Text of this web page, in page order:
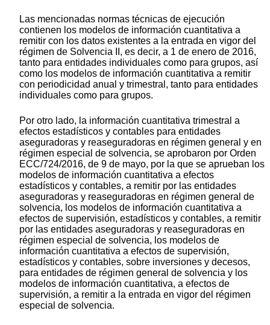
Las mencionadas normas técnicas de ejecución
contienen los modelos de información cuantitativa a
remitir con los datos existentes a la entrada en vigor del
régimen de Solvencia II, es decir, a 1 de enero de 2016,
tanto para entidades individuales como para grupos, así
como los modelos de información cuantitativa a remitir
con periodicidad anual y trimestral, tanto para entidades
individuales como para grupos.
Por otro lado, la información cuantitativa trimestral a
efectos estadísticos y contables para entidades
aseguradoras y reaseguradoras en régimen general y en
régimen especial de solvencia, se aprobaron por Orden
ECC/724/2016, de 9 de mayo, por la que se aprueban los
modelos de información cuantitativa a efectos
estadísticos y contables, a remitir por las entidades
aseguradoras y reaseguradoras en régimen general de
solvencia, los modelos de información cuantitativa a
efectos de supervisión, estadísticos y contables, a remitir
por las entidades aseguradoras y reaseguradoras en
régimen especial de solvencia, los modelos de
información cuantitativa a efectos de supervisión,
estadísticos y contables, sobre inversiones y decesos,
para entidades de régimen general de solvencia y los
modelos de información cuantitativa, a efectos de
supervisión, a remitir a la entrada en vigor del régimen
especial de solvencia.